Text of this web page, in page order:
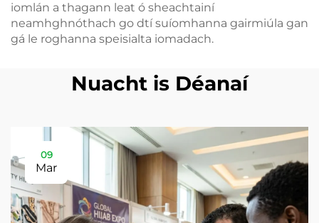
iomlán a thagann leat ó sheachtainí
neamhghnóthach go dtí suíomhanna gairmiúla gan
gá le roghanna speisialta iomadach.
Nuacht is Déanaí
09
Mar